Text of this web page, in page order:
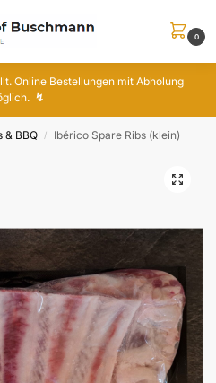
0
Online Bestellungen mit Abholung
↯
& BBQ / Ibérico Spare Ribs (klein)